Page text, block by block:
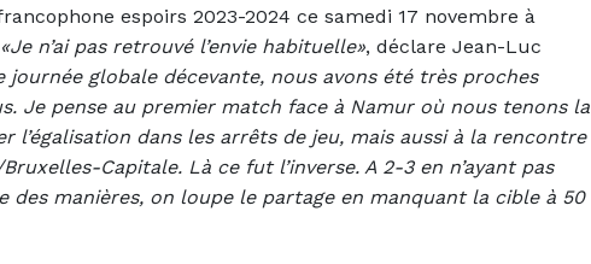
espoirs 2023-2024 ce samedi 17 novembre à
«Je n’ai pas retrouvé l’envie habituelle», déclare Jean-Luc
journée globale décevante, nous avons été très proches
Je pense au premier match face à Namur où nous tenons la
l’égalisation dans les arrêts de jeu, mais aussi à la rencontre
Capitale. Là ce fut l’inverse. A 2-3 en n’ayant pas
des manières, on loupe le partage en manquant la cible à 50